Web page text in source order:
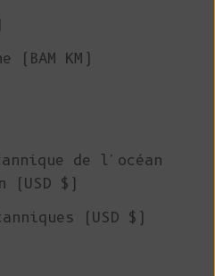
(BAM КМ)
de l'océan
(USD $)
(USD $)